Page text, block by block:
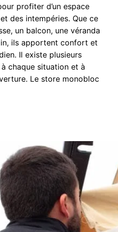
profiter d’un espace
des intempéries. Que ce
un balcon, une véranda
ils apportent confort et
Il existe plusieurs
chaque situation et à
Le store monobloc